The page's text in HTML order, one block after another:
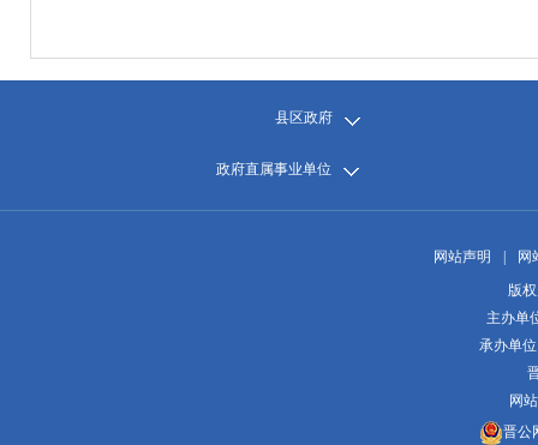
县区政府
政府直属事业单位
网站声明
网
版
主办单
承办单
网
晋公